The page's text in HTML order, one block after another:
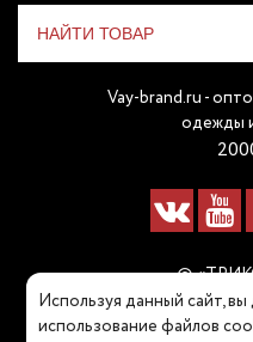
Vay-brand.ru -
одежды
©
Наш
Используя данный сайт,
использование файлов